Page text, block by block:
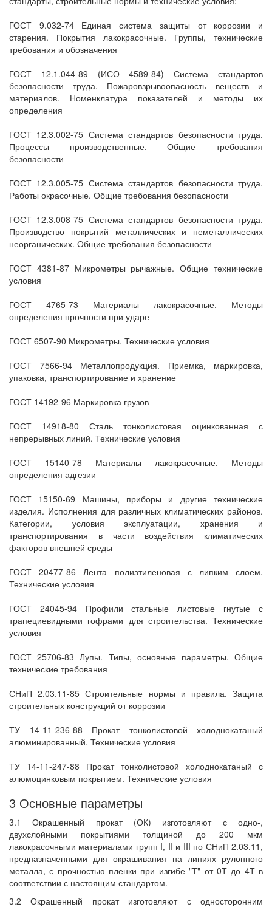
ГОСТ 9.032-74 Единая система защиты от коррозии и
старения. Покрытия лакокрасочные. Группы, технические
требования и обозначения
ГОСТ 12.1.044-89 (ИСО 4589-84) Система стандартов
безопасности труда. Пожаровзрывоопасность веществ и
материалов. Номенклатура показателей и методы их
определения
ГОСТ 12.3.002-75 Система стандартов безопасности труда.
Процессы производственные. Общие требования
безопасности
ГОСТ 12.3.005-75 Система стандартов безопасности труда.
Работы окрасочные. Общие требования безопасности
ГОСТ 12.3.008-75 Система стандартов безопасности труда.
Производство покрытий металлических и неметаллических
неорганических. Общие требования безопасности
ГОСТ 4381-87 Микрометры рычажные. Общие технические
условия
ГОСТ 4765-73 Материалы лакокрасочные. Методы
определения прочности при ударе
ГОСТ 6507-90 Микрометры. Технические условия
ГОСТ 7566-94 Металлопродукция. Приемка, маркировка,
упаковка, транспортирование и хранение
ГОСТ 14192-96 Маркировка грузов
ГОСТ 14918-80 Сталь тонколистовая оцинкованная с
непрерывных линий. Технические условия
ГОСТ 15140-78 Материалы лакокрасочные. Методы
определения адгезии
ГОСТ 15150-69 Машины, приборы и другие технические
изделия. Исполнения для различных климатических районов.
Категории, условия эксплуатации, хранения и
транспортирования в части воздействия климатических
факторов внешней среды
ГОСТ 20477-86 Лента полиэтиленовая с липким слоем.
Технические условия
ГОСТ 24045-94 Профили стальные листовые гнутые с
трапециевидными гофрами для строительства. Технические
условия
ГОСТ 25706-83 Лупы. Типы, основные параметры. Общие
технические требования
СНиП 2.03.11-85 Строительные нормы и правила. Защита
строительных конструкций от коррозии
ТУ 14-11-236-88 Прокат тонколистовой холоднокатаный
алюминированный. Технические условия
ТУ 14-11-247-88 Прокат тонколистовой холоднокатаный с
алюмоцинковым покрытием. Технические условия
3 Основные параметры
3.1 Окрашенный прокат (ОК) изготовляют с одно-,
двухслойными покрытиями толщиной до 200 мкм
лакокрасочными материалами групп I, II и III по СНиП 2.03.11,
предназначенными для окрашивания на линиях рулонного
металла, с прочностью пленки при изгибе "Т" от 0Т до 4Т в
соответствии с настоящим стандартом.
3.2 Окрашенный прокат изготовляют с односторонним